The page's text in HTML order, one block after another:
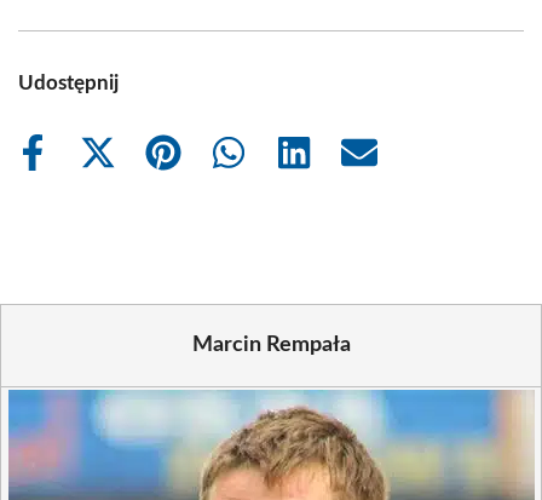
Udostępnij
Share
Share
Share
Share
Share
Share
Marcin Rempała